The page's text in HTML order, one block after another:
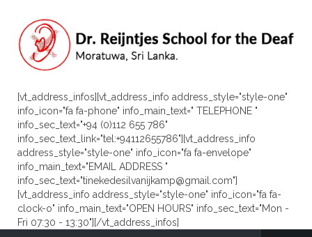
[vt_address_infos][vt_address_info address_style="style-one"
info_icon="fa fa-phone" info_main_text=" TELEPHONE "
info_sec_text="+94 (0)112 655 786"
info_sec_text_link="tel:+94112655786"][vt_address_info
address_style="style-one" info_icon="fa fa-envelope"
info_main_text="EMAIL ADDRESS "
info_sec_text="tinekedesilvanijkamp@gmail.com"]
[vt_address_info address_style="style-one" info_icon="fa fa-
clock-o" info_main_text="OPEN HOURS" info_sec_text="Mon -
Fri 07:30 - 13:30"][/vt_address_infos]